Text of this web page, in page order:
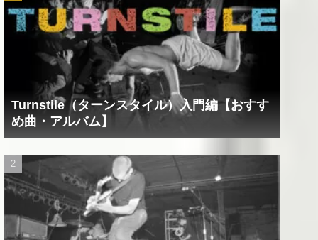
Turnstile（ターンスタイル）入門編【おすす
め曲・アルバム】